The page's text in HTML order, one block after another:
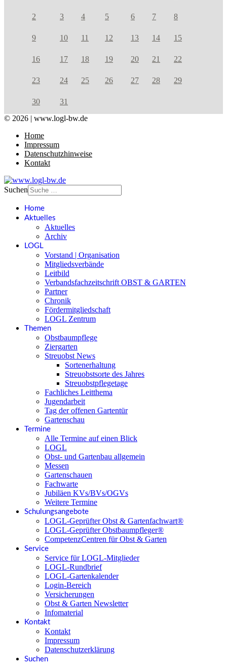
2 3 4 5 6 7 8
9 10 11 12 13 14 15
16 17 18 19 20 21 22
23 24 25 26 27 28 29
30
31
© 2026 | www.logl-bw.de
Home
Impressum
Datenschutzhinweise
Kontakt
Suchen
Home
Aktuelles
Aktuelles
Archiv
LOGL
Vorstand | Organisation
Mitgliedsverbände
Leitbild
Verbandsfachzeitschrift OBST & GARTEN
Partner
Chronik
Fördermitgliedschaft
LOGL Zentrum
Themen
Obstbaumpflege
Ziergarten
Streuobst News
Sortenerhaltung
Streuobstsorte des Jahres
Streuobstpflegetage
Fachliches Leitthema
Jugendarbeit
Tag der offenen Gartentür
Gartenschau
Termine
Alle Termine auf einen Blick
LOGL
Obst- und Gartenbau allgemein
Messen
Gartenschauen
Fachwarte
Jubiläen KVs/BVs/OGVs
Weitere Termine
Schulungsangebote
LOGL-Geprüfter Obst & Gartenfachwart®
LOGL-Geprüfter Obstbaumpfleger®
CompetenzCentren für Obst & Garten
Service
Service für LOGL-Mitglieder
LOGL-Rundbrief
LOGL-Gartenkalender
Login-Bereich
Versicherungen
Obst & Garten Newsletter
Infomaterial
Kontakt
Kontakt
Impressum
Datenschutzerklärung
Suchen